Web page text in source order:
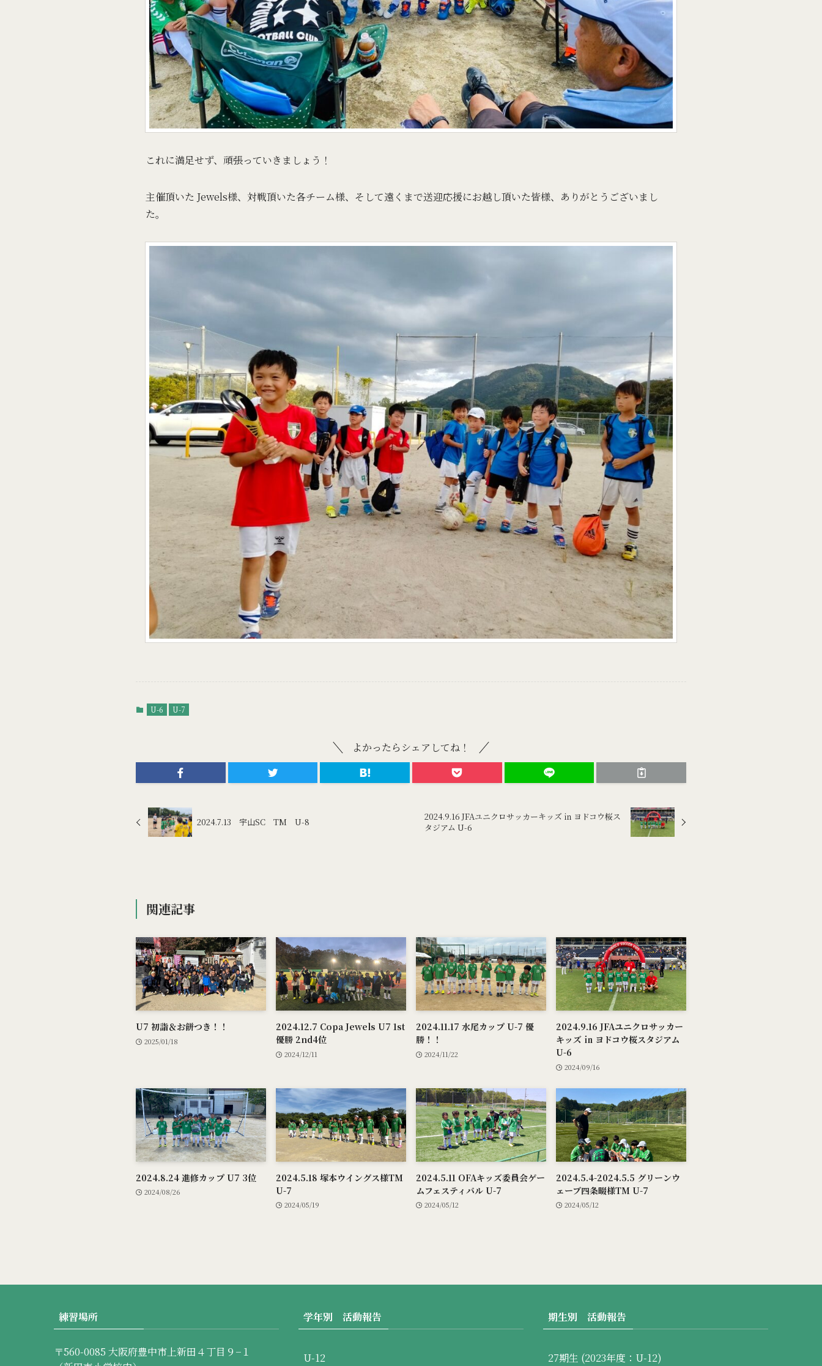
これに満足せず、頑張っていきましょう！
主催頂いた Jewels様、対戦頂いた各チーム様、そして遠くまで送迎応援にお越し頂いた皆様、ありがとうございまし
た。
U-6 U-7
よかったらシェアしてね！
2024.7.13 宇山SC TM U-8
2024.9.16 JFAユニクロサッカーキッズ ㏌ ヨドコウ桜ス
タジアム U-6
関連記事
U7 初詣＆お餅つき！！
2025/01/18
2024.12.7 Copa Jewels U7 1st
優勝 2nd4位
2024/12/11
2024.11.17 水尾カップ U-7 優
勝！！
2024/11/22
2024.9.16 JFAユニクロサッカー
キッズ ㏌ ヨドコウ桜スタジアム
U-6
2024/09/16
2024.8.24 進修カップ U7 3位
2024/08/26
2024.5.18 塚本ウイングス様TM
U-7
2024/05/19
2024.5.11 OFAキッズ委員会ゲー
ムフェスティバル U-7
2024/05/12
2024.5.4-2024.5.5 グリーンウ
ェーブ四条畷様TM U-7
2024/05/12
練習場所
〒560-0085 大阪府豊中市上新田４丁目９−１
学年別 活動報告
U-12
期生別 活動報告
27期生 (2023年度：U-12)